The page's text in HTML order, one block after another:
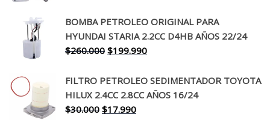
original
era:
$650.000.
actual
es:
$519.990.
BOMBA PETROLEO ORIGINAL PARA
HYUNDAI STARIA 2.2CC D4HB AÑOS 22/24
$260.000 El
original
era:
$260.000.
$199.990El
actual
es:
FILTRO PETROLEO SEDIMENTADOR TOYOTA
HILUX 2.4CC 2.8CC AÑOS 16/24
$30.000 El
$17.990El